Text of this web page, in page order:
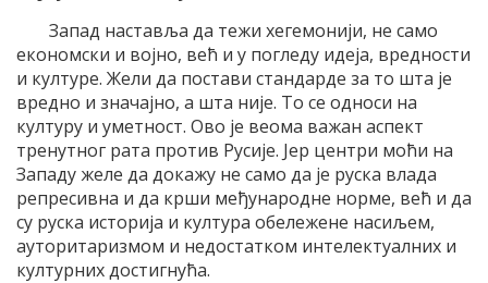
Запад наставља да тежи хегемонији, не само
економски и војно, већ и у погледу идеја, вредности
и културе. Жели да постави стандарде за то шта је
вредно и значајно, а шта није. То се односи на
културу и уметност. Ово је веома важан аспект
тренутног рата против Русије. Јер центри моћи на
Западу желе да докажу не само да је руска влада
репресивна и да крши међународне норме, већ и да
су руска историја и култура обележене насиљем,
ауторитаризмом и недостатком интелектуалних и
културних достигнућа.